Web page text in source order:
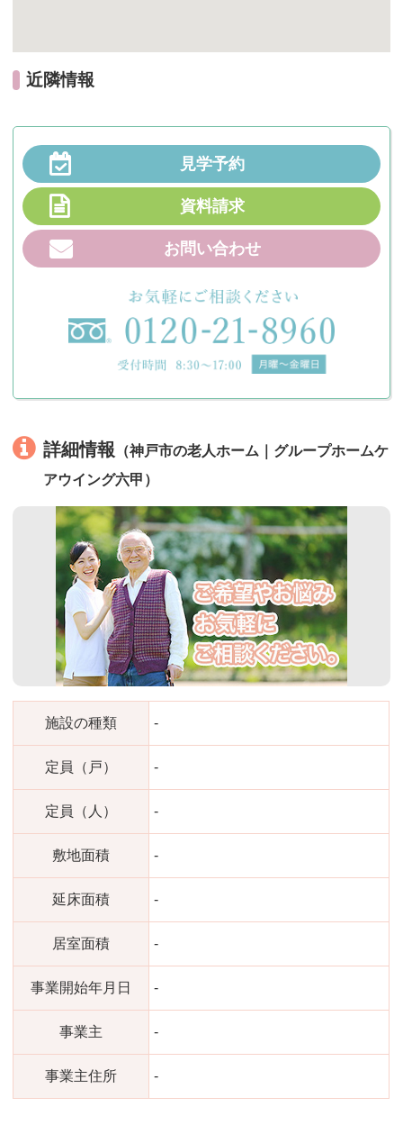
近隣情報
見学予約
資料請求
お問い合わせ
詳細情報 （神戸市の老人ホーム｜グループホームケ
アウイング六甲）
施設の種類 -
定員（戸） -
定員（人） -
敷地面積 -
延床面積 -
居室面積 -
事業開始年月日 -
事業主 -
事業主住所 -